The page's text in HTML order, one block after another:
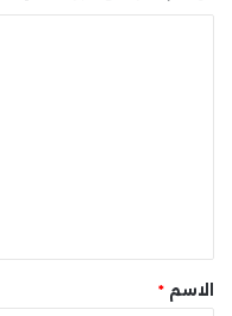
*الاسم *